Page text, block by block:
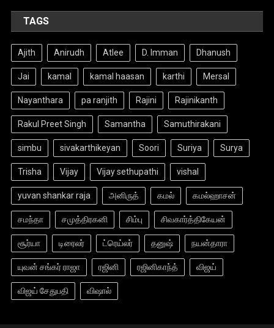
TAGS
Ajith Anirudh Atlee D. Imman Dhanush
Jai kamal kamal haasan karthi Mersal
Nayanthara pa ranjith Rajini Rajinikanth
Rakul Preet Singh Samantha Samuthirakani
simbu sivakarthikeyan Soori Suriya Surya
Trisha Vijay Vijay sethupathi vishal
yuvan shankar raja அனிருத் கமல் கமல்ஹாசன்
சமந்தா சமுத்திரகனி சிம்பு சிவகார்த்திகேயன்
சூர்யா டிரைலர் ட்ரெய்லர் தனுஷ் நயன்தாரா
யுவன் சங்கர் ராஜா ரஜினி ரஜினிகாந்த் விஜய்
விஜய் சேதுபதி விஷால்